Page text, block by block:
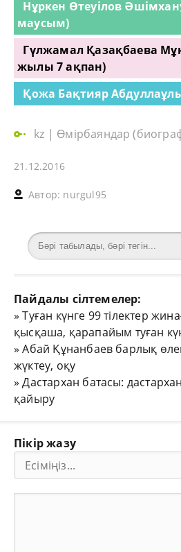
Нұркен Өтеуілов
маусым)
Гүлжамал Қазақбаева
жылы 7 ақпан)
Қожа Бақтияр
kz | Өмірбаяндар
21.12.2016
Автор: nurgul95
Пайдалы сілтемелер:
»Туған күнге 99 тілектер
қысқаша, қарапайым туған
»Абай Құнанбаев барлық
жүктеу, оқу
»Дастархан батасы:
қайыру
Пікір жазу